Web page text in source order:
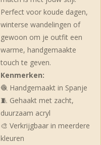
Perfect voor koude dagen,
winterse wandelingen of
gewoon om je outfit een
warme, handgemaakte
touch te geven.
Kenmerken:
🧶 Handgemaakt in Spanje
🧵 Gehaakt met zacht,
duurzaam acryl
🎨 Verkrijgbaar in meerdere
kleuren